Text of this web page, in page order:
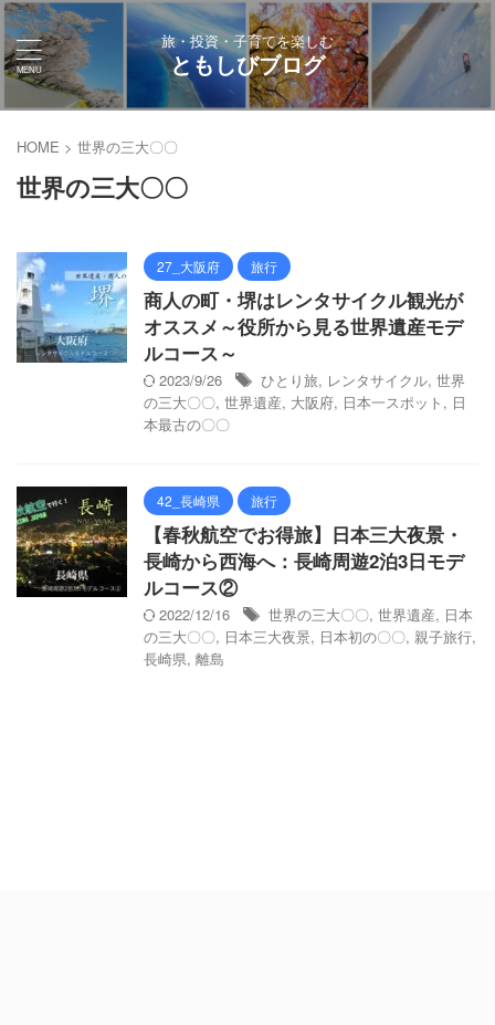
旅・投資・子育てを楽しむ
ともしびブログ
HOME > 世界の三大〇〇
世界の三大〇〇
27_大阪府 旅行
商人の町・堺はレンタサイクル観光が
オススメ～役所から見る世界遺産モデ
ルコース～
2023/9/26 ひとり旅, レンタサイクル, 世界
の三大〇〇, 世界遺産, 大阪府, 日本一スポット , 日
本最古の〇〇
42_長崎県 旅行
【春秋航空でお得旅】日本三大夜景・
長崎から西海へ：長崎周遊2泊3日モデ
ルコース②
2022/12/16 世界の三大〇〇, 世界遺産, 日本
の三大〇〇, 日本三大夜景, 日本初の〇〇, 親子旅行,
長崎県, 離島